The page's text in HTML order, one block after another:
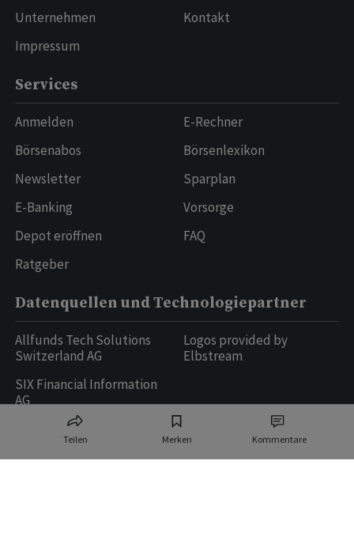
Teilen Merken Kommentare
Unternehmen
Impressum
Kontakt
Services
Anmelden
Börsenabos
Newsletter
E-Banking
Depot eröffnen
Ratgeber
E-Rechner
Börsenlexikon
Sparplan
Vorsorge
FAQ
Datenquellen und Technologiepartner
Allfunds Tech Solutions
Switzerland AG
SIX Financial Information
AG
Logos provided by
Elbstream
Ringier AG | Ringier Medien Schweiz